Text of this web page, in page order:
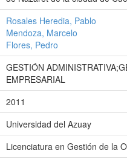
Rosales Heredia, Pablo
Mendoza, Marcelo
Flores, Pedro
GESTIÓN
EMPRESARIAL
2011
Universidad del Azuay
Licenciatura en Gestión de la